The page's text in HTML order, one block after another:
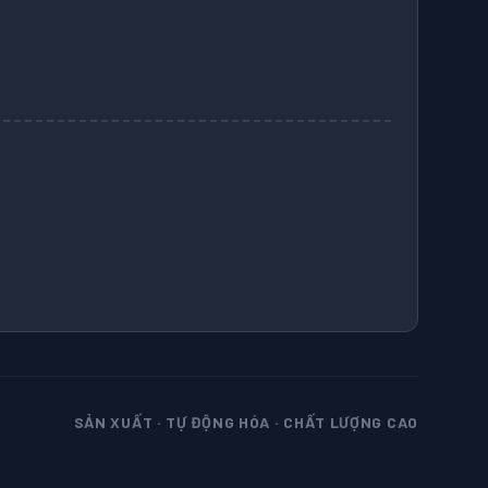
SẢN XUẤT · TỰ ĐỘNG HÓA · CHẤT LƯỢNG CAO